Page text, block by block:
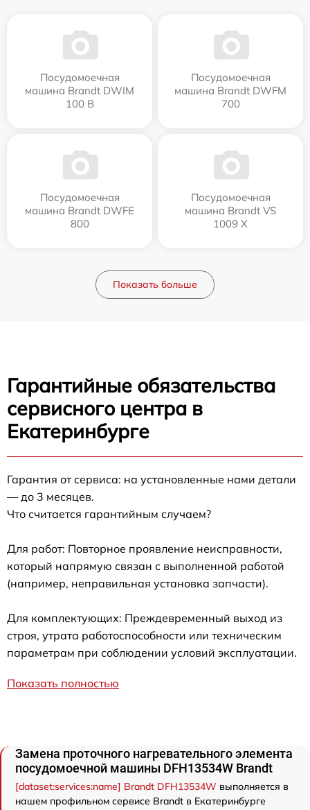
Посудомоечная
машина Brandt DWIM
100 B
Посудомоечная
машина Brandt DWFM
700
Посудомоечная
машина Brandt DWFE
800
Посудомоечная
машина Brandt VS
1009 X
Показать больше
Гарантийные обязательства
сервисного центра в
Екатеринбурге
Гарантия от сервиса: на установленные нами детали
— до 3 месяцев.
Что считается гарантийным случаем?
Для работ: Повторное проявление неисправности,
который напрямую связан с выполненной работой
(например, неправильная установка запчасти).
Для комплектующих: Преждевременный выход из
строя, утрата работоспособности или техническим
параметрам при соблюдении условий эксплуатации.
Показать полностью
Замена проточного нагревательного элемента
посудомоечной машины DFH13534W Brandt
[dataset:services:name] Brandt DFH13534W выполняется в
нашем профильном сервисе Brandt в Екатеринбурге